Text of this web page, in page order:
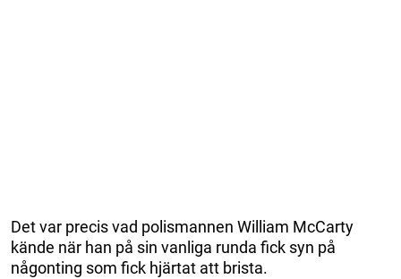
Det var precis vad polismannen William McCarty
kände när han på sin vanliga runda fick syn på
någonting som fick hjärtat att brista.